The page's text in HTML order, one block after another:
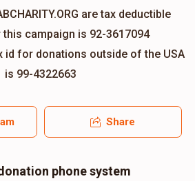
are tax deductible
this campaign is 92-3617094
id for donations outside of the USA
is 99-4322663
Share
phone system